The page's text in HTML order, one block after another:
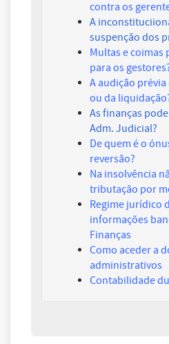
contra os
A
suspenção dos
Multas e coimas
para os
A audição prévia
ou da
As finanças
Adm. Judicial?
De quem é o
reversão?
Na insolvência
tributação por
Regime jurídico
informações
Finanças
Como aceder a
administrativos
Contabilidade